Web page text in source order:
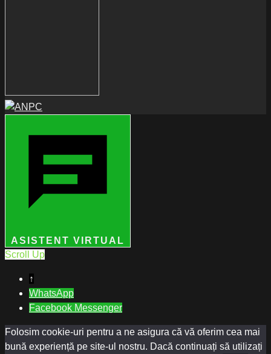
ASISTENT VIRTUAL
Scroll Up
↑
WhatsApp
Facebook Messenger
Folosim cookie-uri pentru a ne asigura că vă oferim cea mai
bună experiență pe site-ul nostru. Dacă continuați să utilizați